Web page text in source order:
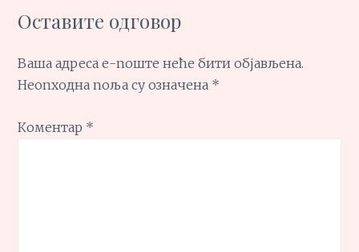
Оставите одговор
Ваша адреса е-поште неће бити објављена.
Неопходна поља су означена *
Коментар *